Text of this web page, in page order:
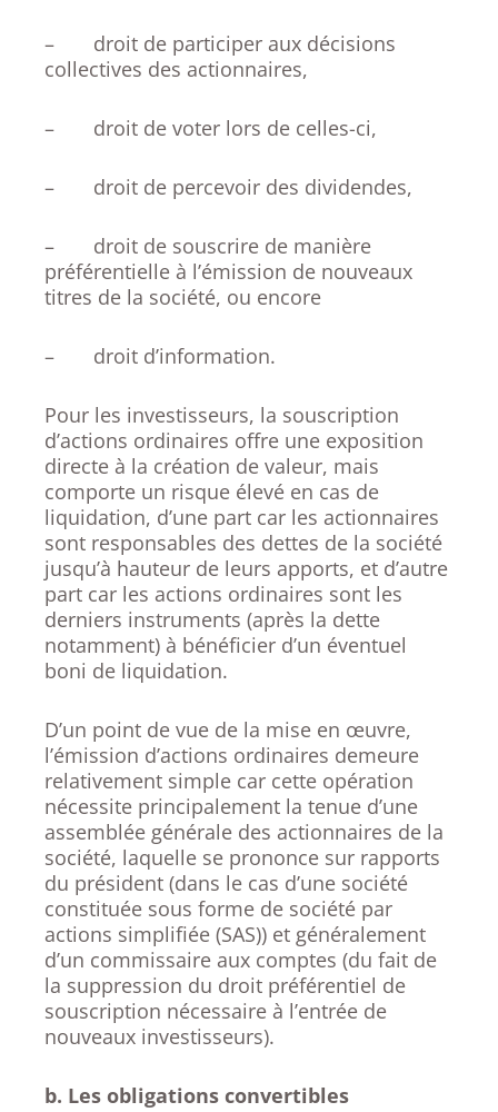
– droit de participer aux décisions
collectives des actionnaires,
– droit de voter lors de celles-ci,
– droit de percevoir des dividendes,
– droit de souscrire de manière
préférentielle à l’émission de nouveaux
titres de la société, ou encore
– droit d’information.
Pour les investisseurs, la souscription
d’actions ordinaires offre une exposition
directe à la création de valeur, mais
comporte un risque élevé en cas de
liquidation, d’une part car les actionnaires
sont responsables des dettes de la société
jusqu’à hauteur de leurs apports, et d’autre
part car les actions ordinaires sont les
derniers instruments (après la dette
notamment) à bénéficier d’un éventuel
boni de liquidation.
D’un point de vue de la mise en œuvre,
l’émission d’actions ordinaires demeure
relativement simple car cette opération
nécessite principalement la tenue d’une
assemblée générale des actionnaires de la
société, laquelle se prononce sur rapports
du président (dans le cas d’une société
constituée sous forme de société par
actions simplifiée (SAS)) et généralement
d’un commissaire aux comptes (du fait de
la suppression du droit préférentiel de
souscription nécessaire à l’entrée de
nouveaux investisseurs).
b. Les obligations convertibles